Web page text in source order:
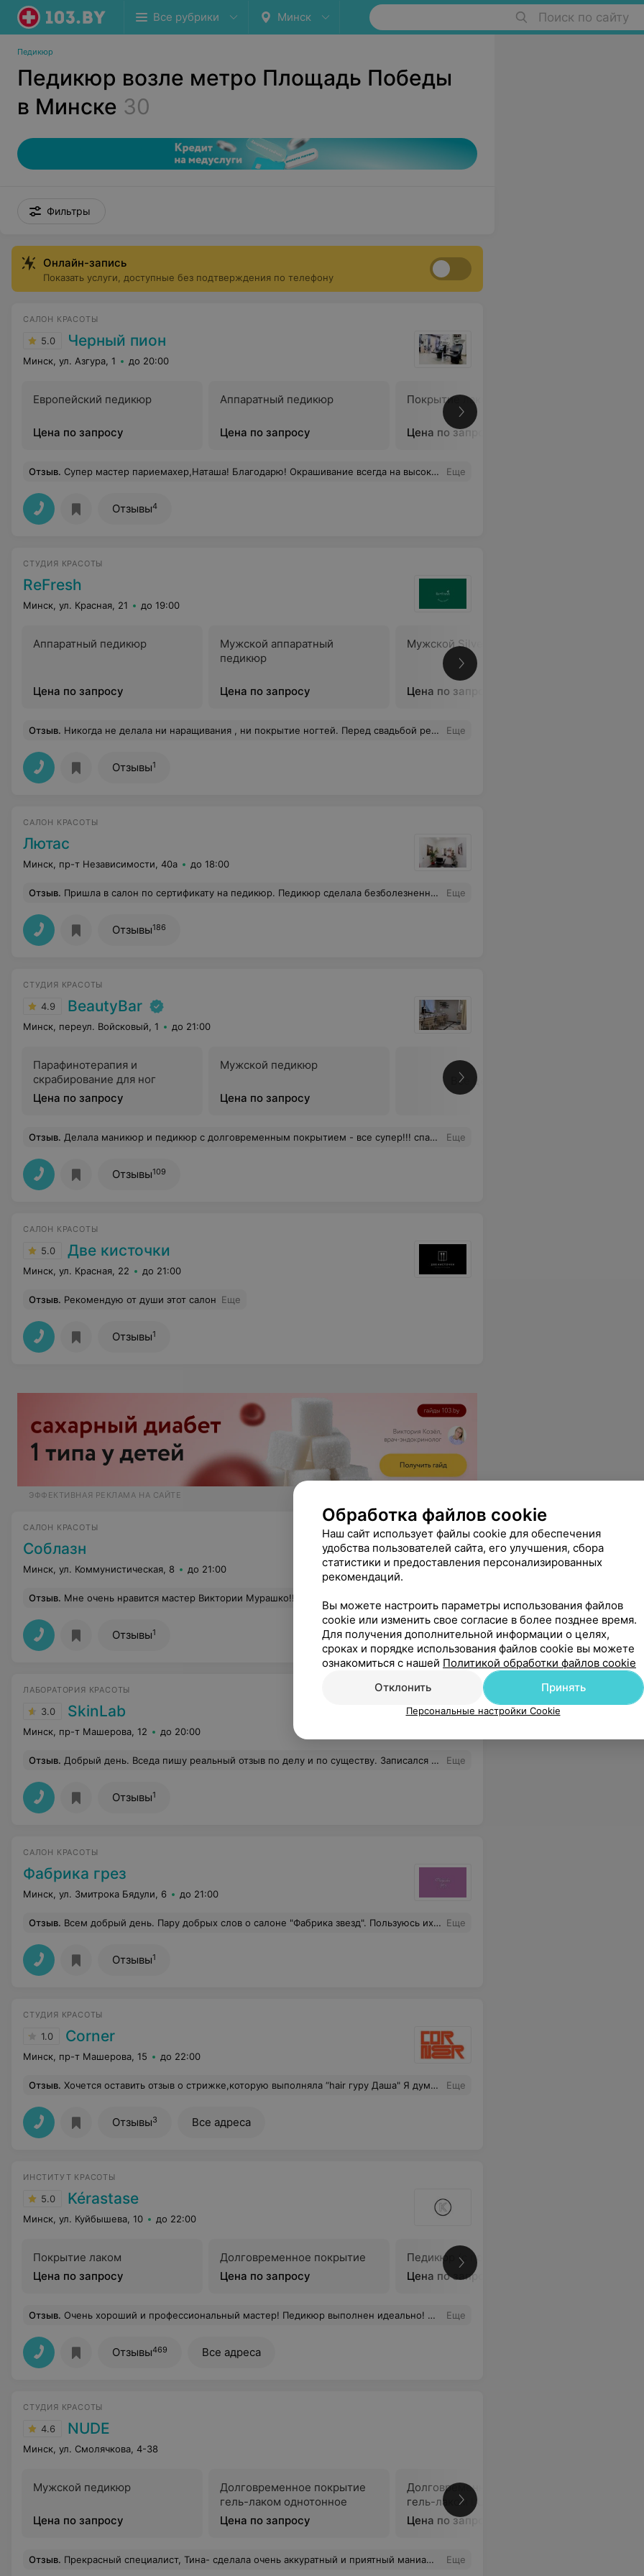
Все рубрики Минск Поиск по сайту
Педикюр
Педикюр возле метро Площадь Победы
в Минске 30
Фильтры
Онлайн-запись
Показать услуги, доступные без подтверждения по телефону
САЛОН КРАСОТЫ
5.0 Черный пион
Минск, ул. Азгура, 1 до 20:00
Европейский педикюр
Цена по запросу
Аппаратный педикюр
Цена по запросу
Покрытие лаком
Цена по запросу
Отзыв. Супер мастер париемахер,Наташа! Благодарю! Окрашивание всегда на высоком уровне! :) Еще
Отзывы4
СТУДИЯ КРАСОТЫ
ReFresh
Минск, ул. Красная, 21 до 19:00
Аппаратный педикюр
Цена по запросу
Мужской аппаратный
педикюр
Цена по запросу
Мужской Silver Trace
Цена по запросу
Отзыв. Никогда не делала ни наращивания , ни покрытие ногтей. Перед свадьбой решила сделать что-нибудь с ногтями, поскольку свой плохие. Позвонила в студию красоты и спросила что мне подойдет и цены. Мне сказали что мой заказ обойдется приблизительно 440 тыс. со скидкой. Когда пришла, толкового совета не получила и и что мне лучше подойдет, пришлось решать самой. Услуга оказалась вполне неплохой, за исключением маленьких деталей. Когда пришла расплачиваться мне сказали что цена со скидкой составила 620 тыс. Хотя за день до этого они мне звонили и сказали, что скидки и цены остались прежними. Я не спорила, поскольку не было времи, но решила для себя, что больше никогда сюда не приду. Еще
Отзывы1
САЛОН КРАСОТЫ
Лютас
Минск, пр-т Независимости, 40а до 18:00
Отзыв. Пришла в салон по сертификату на педикюр. Педикюр сделала безболезненно, без порезов, быстро и качественно. В непринужденной беседе я чувствовала себя комфортно и уютно. Еще
Отзывы186
СТУДИЯ КРАСОТЫ
4.9 BeautyBar
Минск, переул. Войсковый, 1 до 21:00
Парафинотерапия и
скрабирование для ног
Цена по запросу
Мужской педикюр
Цена по запросу
Все цены
Отзыв. Делала маникюр и педикюр с долговременным покрытием - все супер!!! спасибо. Еще
Отзывы109
САЛОН КРАСОТЫ
5.0 Две кисточки
Минск, ул. Красная, 22 до 21:00
Отзыв. Рекомендую от души этот салон Еще
Отзывы1
ЭФФЕКТИВНАЯ РЕКЛАМА НА САЙТЕ
САЛОН КРАСОТЫ
Соблазн
Минск, ул. Коммунистическая, 8 до 21:00
Отзыв. Мне очень нравится мастер Виктории Мурашко!!! Уже несколько лет приезжаю из Москвы по делам и записываюсь к Виктории. До этого не могла найти себе мастера: как подстригут - так на неделю истерика. У Виктории золотые руки! Рекомендую Всем!!!
Отзывы1
ЛАБОРАТОРИЯ КРАСОТЫ
3.0 SkinLab
Минск, пр-т Машерова, 12 до 20:00
Отзыв. Добрый день. Вседа пишу реальный отзыв по делу и по существу. Записался на чистку спины, к сожалению, моя прежняя косметолог по проф болезни уже не смогла принять. Искал несколько вариантов, в рамках соотношения цены и качества. Изучал косметику, которая используется в рамках процедуры. Записался оперативно. Предел цены был 112-137 бел рублей за 1 час и 30 минут, заявленный на офиц сайте. По приходу встретили, проводили. Милая девушка Дарья, провели процедуру (около 1 часа и 15 минут), достаточно была болезненная и травматичная, процедуру завершили проф пилингом (в рамках 2 мл нанесли на спину, при словии, что целая баночка 60 мл стоит около 100 у.е.). По итогу на кассе цена почему то оказалась 212 бел рублей, спорить не стал, но осадок не очень приятный. На след утро спина просто кричала ранами, чего не было у меня за последние 15 лет после чисток спины у предыдущего косметолога. Еще
Отзывы1
САЛОН КРАСОТЫ
Фабрика грез
Минск, ул. Змитрока Бядули, 6 до 21:00
Отзыв. Всем добрый день. Пару добрых слов о салоне "Фабрика звезд". Пользуюсь их услугами, (сама и вся семья) с открытия. Очень приятная обстановка, добросовестные администраторы, хорошо подобраны мастера. И конечно хозяйка и директор Светлана создает атмосферу клуба единомышленников. Еще
Отзывы1
СТУДИЯ КРАСОТЫ
1.0 Corner
Минск, пр-т Машерова, 15 до 22:00
Отзыв. Хочется оставить отзыв о стрижке,которую выполняла “hair гуру Даша" Я думаю комментарии особо не нужны ,здесь и так всё понятно. Выплакано много слез,ситуацию приняла ,все равно никак не изменить. Просто не заблуждайтесь людей,что это «hair гуру » Лет 10 назад в самой дешевой парикмахерской стригли лучше. Еще
Отзывы3 Все адреса
ИНСТИТУТ КРАСОТЫ
5.0 Kérastase
Минск, ул. Куйбышева, 10 до 22:00
Покрытие лаком
Цена по запросу
Долговременное покрытие
Цена по запросу
Педикюр (с покрытием)
Цена по запросу
Отзыв. Очень хороший и профессиональный мастер! Педикюр выполнен идеально! Я довольна и отношением ко мне на протяжнее всего процесса и самой работай мастера Дарьи! Еще
Отзывы469 Все адреса
СТУДИЯ КРАСОТЫ
4.6 NUDE
Минск, ул. Смолячкова, 4-38
Мужской педикюр
Цена по запросу
Долговременное покрытие
гель-лаком однотонное
Цена по запросу
Долговременное покрытие
гель-лаком LUXIO
Цена по запросу
Отзыв. Прекрасный специалист, Тина- сделала очень аккуратный и приятный маниаюр, педикюр. Впервые пришла в салон и осталась очень довольна! Вернусь еще! Еще
Обработка файлов cookie
Наш сайт использует файлы cookie для обеспечения
удобства пользователей сайта, его улучшения, сбора
статистики и предоставления персонализированных
рекомендаций.
Вы можете настроить параметры использования файлов
cookie или изменить свое согласие в более позднее время.
Для получения дополнительной информации о целях,
сроках и порядке использования файлов cookie вы можете
ознакомиться с нашей Политикой обработки файлов cookie
Отклонить
Принять
Персональные настройки Cookie